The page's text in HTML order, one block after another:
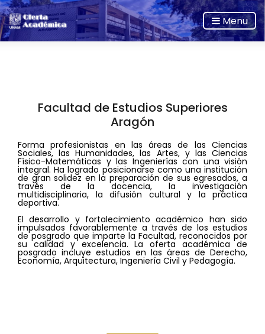
Menu
Facultad de Estudios Superiores
Aragón
Forma profesionistas en las áreas de las Ciencias
Sociales, las Humanidades, las Artes, y las Ciencias
Físico-Matemáticas y las Ingenierías con una visión
integral. Ha logrado posicionarse como una institución
de gran solidez en la preparación de sus egresados, a
través de la docencia, la investigación
multidisciplinaria, la difusión cultural y la práctica
deportiva.
El desarrollo y fortalecimiento académico han sido
impulsados favorablemente a través de los estudios
de posgrado que imparte la Facultad, reconocidos por
su calidad y excelencia. La oferta académica de
posgrado incluye estudios en las áreas de Derecho,
Economía, Arquitectura, Ingeniería Civil y Pedagogía.